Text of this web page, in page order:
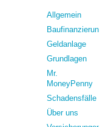
Allgemein
Baufinanzierung
Geldanlage
Grundlagen
Mr.
MoneyPenny
Schadensfälle
Über uns